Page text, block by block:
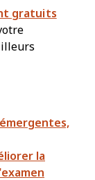
gratuits
la